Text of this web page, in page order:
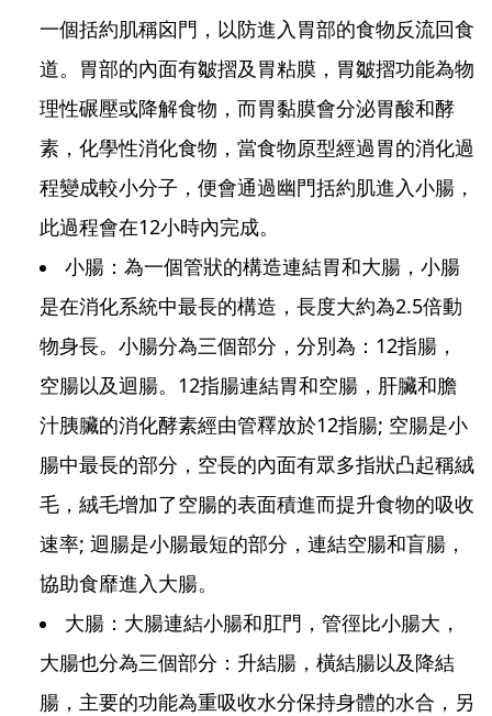
一個括約肌稱囟門，以防進入胃部的食物反流回食
道。胃部的內面有皺摺及胃粘膜，胃皺摺功能為物
理性碾壓或降解食物，而胃黏膜會分泌胃酸和酵
素，化學性消化食物，當食物原型經過胃的消化過
程變成較小分子，便會通過幽門括約肌進入小腸，
此過程會在12小時內完成。
小腸：為一個管狀的構造連結胃和大腸，小腸
是在消化系統中最長的構造，長度大約為2.5倍動
物身長。小腸分為三個部分，分別為：12指腸，
空腸以及迴腸。12指腸連結胃和空腸，肝臟和膽
汁胰臟的消化酵素經由管釋放於12指腸; 空腸是小
腸中最長的部分，空長的內面有眾多指狀凸起稱絨
毛，絨毛增加了空腸的表面積進而提升食物的吸收
速率; 迴腸是小腸最短的部分，連結空腸和盲腸，
協助食靡進入大腸。
大腸：大腸連結小腸和肛門，管徑比小腸大，
大腸也分為三個部分：升結腸，橫結腸以及降結
腸，主要的功能為重吸收水分保持身體的水合，另